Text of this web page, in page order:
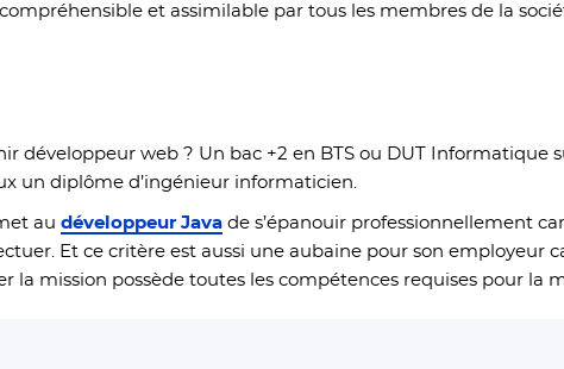
et assimilable par tous les membres de la
développeur web ? Un bac +2 en BTS ou DUT Informatique
un diplôme d’ingénieur informaticien.
audéveloppeur Java de s’épanouir professionnellement
Et ce critère est aussi une aubaine pour son employeur
la mission possède toutes les compétences requises pour la